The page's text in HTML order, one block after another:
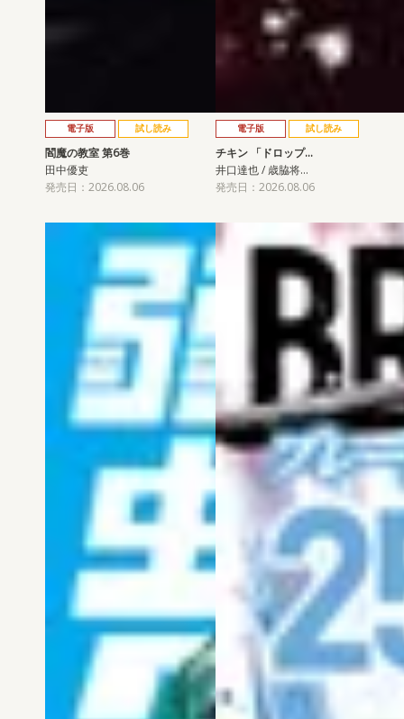
電子版 試し読み
閻魔の教室 第6巻
田中優吏
発売日：2026.08.06
電子版 試し読み
チキン 「ドロップ…
井口達也 / 歳脇将…
発売日：2026.08.06